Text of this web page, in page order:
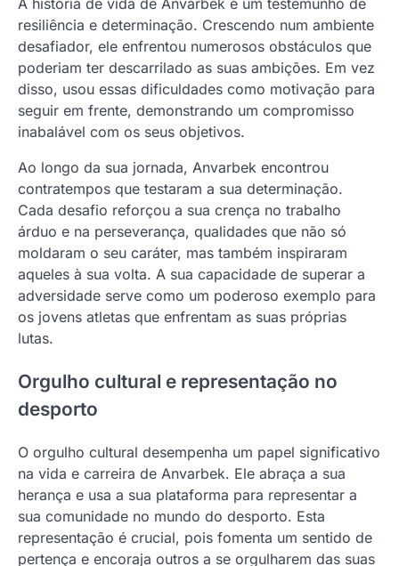
A história de vida de Anvarbek é um testemunho de
resiliência e determinação. Crescendo num ambiente
desafiador, ele enfrentou numerosos obstáculos que
poderiam ter descarrilado as suas ambições. Em vez
disso, usou essas dificuldades como motivação para
seguir em frente, demonstrando um compromisso
inabalável com os seus objetivos.
Ao longo da sua jornada, Anvarbek encontrou
contratempos que testaram a sua determinação.
Cada desafio reforçou a sua crença no trabalho
árduo e na perseverança, qualidades que não só
moldaram o seu caráter, mas também inspiraram
aqueles à sua volta. A sua capacidade de superar a
adversidade serve como um poderoso exemplo para
os jovens atletas que enfrentam as suas próprias
lutas.
Orgulho cultural e representação no
desporto
O orgulho cultural desempenha um papel significativo
na vida e carreira de Anvarbek. Ele abraça a sua
herança e usa a sua plataforma para representar a
sua comunidade no mundo do desporto. Esta
representação é crucial, pois fomenta um sentido de
pertença e encoraja outros a se orgulharem das suas